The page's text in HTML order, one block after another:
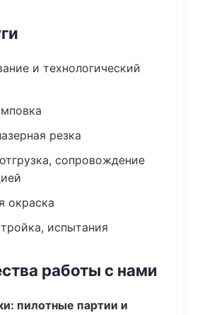
и технологический
резка
сопровождение
окраска
испытания
работы с нами
пилотные партии и